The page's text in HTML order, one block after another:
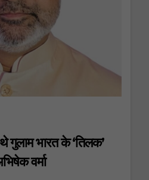
गुलाम भारत के ‘तिलक’
वर्मा